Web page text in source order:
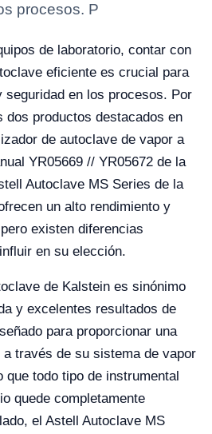
procesos. P
de laboratorio, contar con
eficiente es crucial para
seguridad en los procesos. Por
dos productos destacados en
de autoclave de vapor a
YR05669 // YR05672 de la
Autoclave MS Series de la
un alto rendimiento y
existen diferencias
en su elección.
de Kalstein es sinónimo
y excelentes resultados de
para proporcionar una
través de su sistema de vapor
que todo tipo de instrumental
quede completamente
el Astell Autoclave MS